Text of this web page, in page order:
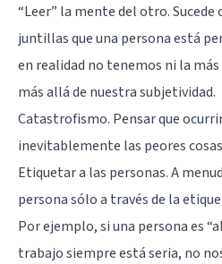
“Leer” la mente del otro. Sucede
juntillas que una persona está
en realidad no tenemos ni la
más allá de nuestra subjetividad.
Catastrofismo. Pensar que
inevitablemente las peores
Etiquetar a las personas. A
persona sólo a través de la
Por ejemplo, si una persona es
trabajo siempre está seria, no